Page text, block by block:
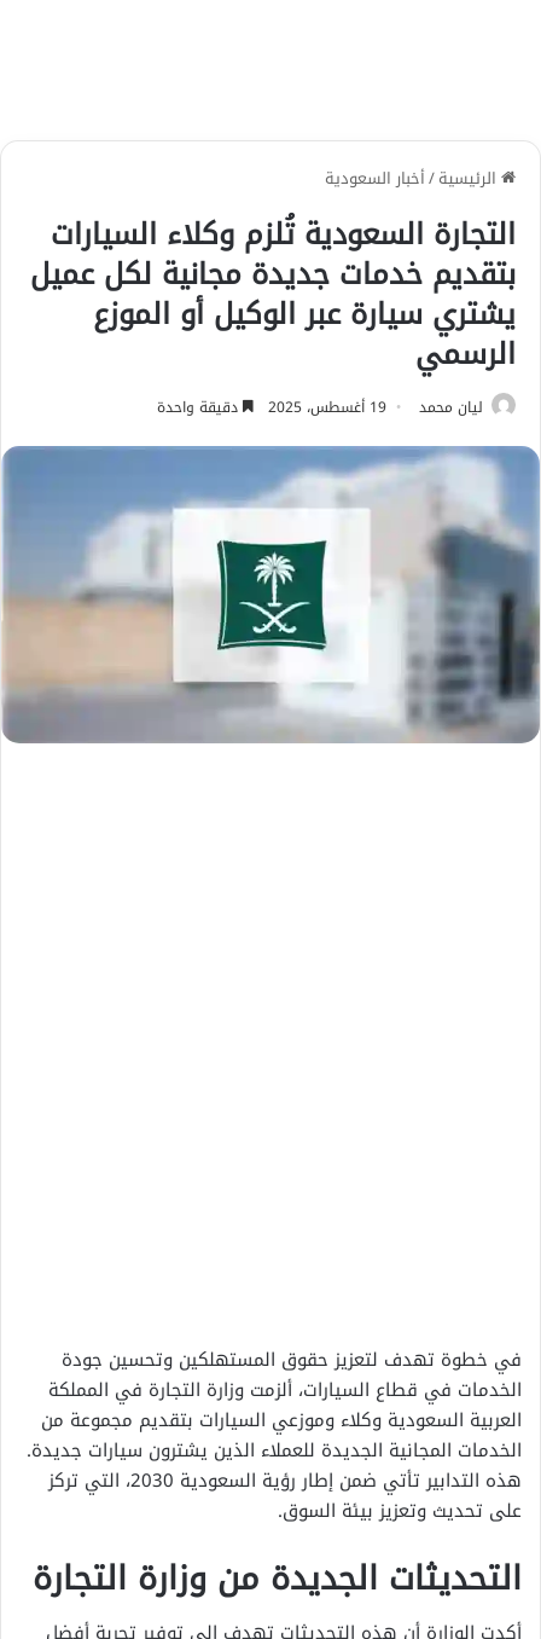
الرئيسية/أخبار السعودية
التجارة السعودية تُلزم وكلاء السيارات
بتقديم خدمات جديدة مجانية لكل عميل
يشتري سيارة عبر الوكيل أو الموزع
الرسمي
ليان محمد 19 أغسطس، 2025 دقيقة واحدة
في خطوة تهدف لتعزيز حقوق المستهلكين وتحسين جودة
الخدمات في قطاع السيارات، ألزمت وزارة التجارة في المملكة
العربية السعودية وكلاء وموزعي السيارات بتقديم مجموعة من
الخدمات المجانية الجديدة للعملاء الذين يشترون سيارات جديدة.
هذه التدابير تأتي ضمن إطار رؤية السعودية 2030، التي تركز
على تحديث وتعزيز بيئة السوق.
التحديثات الجديدة من وزارة التجارة